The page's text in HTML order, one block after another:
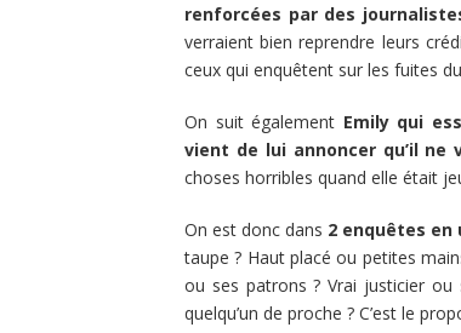
renforcées par des
verraient bien reprendre leurs
ceux qui enquêtent sur les fuites
On suit également Emily qui
vient de lui annoncer qu’il
choses horribles quand elle était
On est donc dans 2 enquêtes en
taupe ? Haut placé ou petites
ou ses patrons ? Vrai justicier
quelqu’un de proche ? C’est le